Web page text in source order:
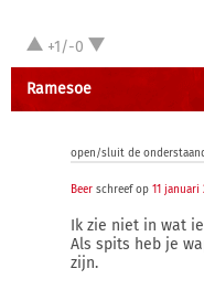
+1/-0
Ramesoe
open/sluit de
Beer schreef op 11 januari
Ik zie niet in wat
Als spits heb je
zijn.